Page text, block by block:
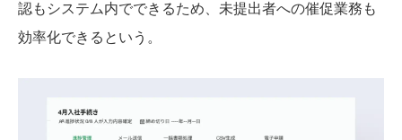
認もシステム内でできるため、未提出者への催促業務も
効率化できるという。